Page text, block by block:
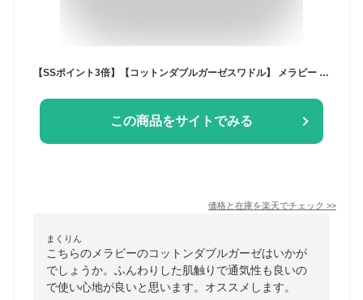
【SSポイント3倍】【コットンダブルガーゼスワドル】 メラビー mela-B ブランケット おくるみ コットン100％ 100×100cm 綿 花柄 ピコレース おしゃれ かわい
この商品をサイトでみる
価格と在庫を楽天でチェック >>
まくりん
こちらのメラビーのコットンダブルガーゼはいかが
でしょうか。ふんわりした肌触りで通気性も良いの
で使い心地が良いと思います。オススメします。